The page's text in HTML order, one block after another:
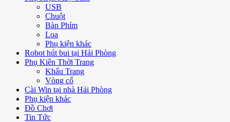
USB
Chuột
Bàn Phím
Loa
Phụ kiện khác
Robot hút bui tại Hải Phòng
Phụ Kiên Thời Trang
Khẩu Trang
Vòng cổ
Cài Win tại nhà Hải Phòng
Phụ kiện khác
Đồ Chơi
Tin Tức